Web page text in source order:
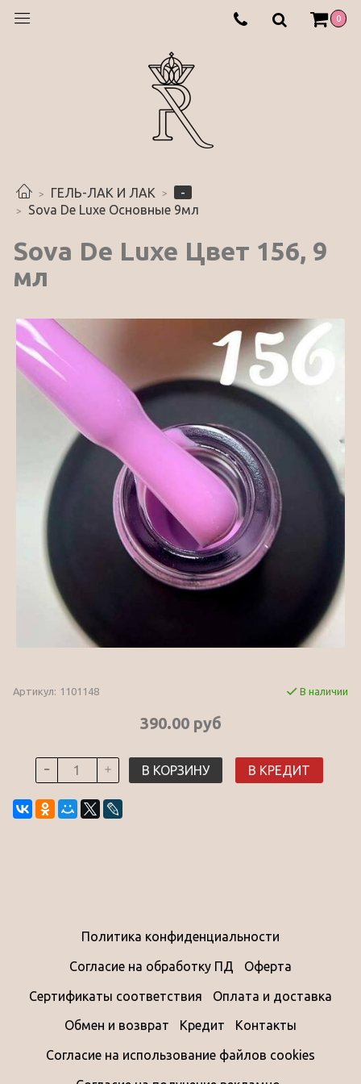
0
ГЕЛЬ-ЛАК И ЛАК
-
Sova De Luxe Основные 9мл
Sova De Luxe Цвет 156, 9
мл
Артикул: 1101148 В наличии
390.00 руб
В КОРЗИНУ В КРЕДИТ
Политика конфиденциальности
Согласие на обработку ПД Оферта
Сертификаты соответствия Оплата и доставка
Обмен и возврат Кредит Контакты
Согласие на использование файлов cookies